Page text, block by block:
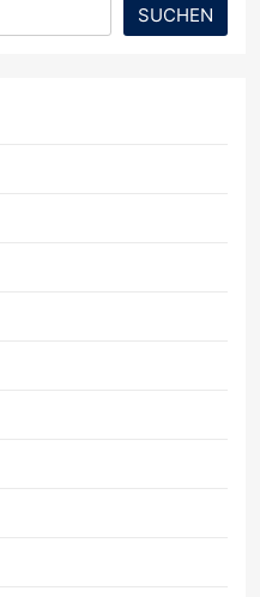
SUCHEN